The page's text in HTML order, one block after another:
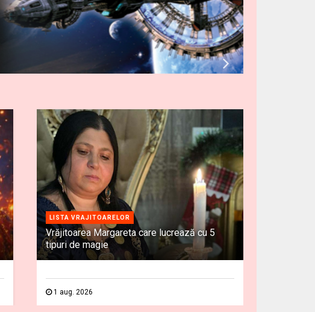
LISTA VRAJITOARELOR
Vrăjitoarea Margareta care lucrează cu 5
tipuri de magie
1 aug. 2026